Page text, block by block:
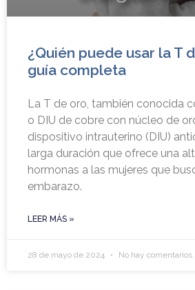
¿Quién puede usar la T
guía completa
La T de oro, también conocida
o DIU de cobre con núcleo de
dispositivo intrauterino (DIU)
larga duración que ofrece una
hormonas a las mujeres que
embarazo.
LEER MÁS »
28 de mayo de 2024 No hay comentarios